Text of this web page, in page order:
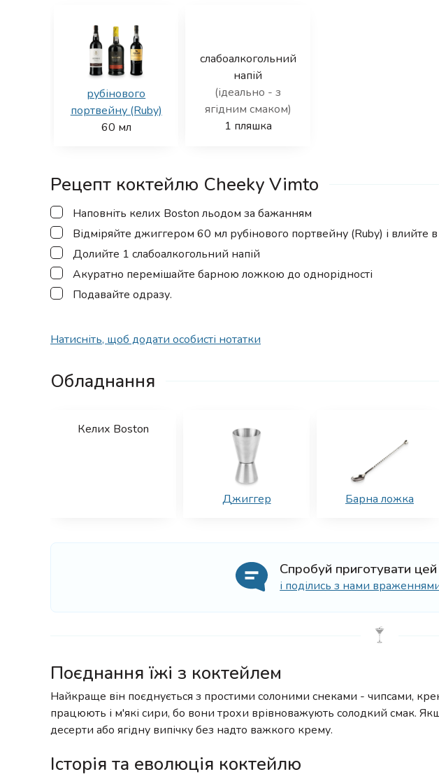
рубінового
портвейну (Ruby)
60 мл
слабоалкогольний
напій
(ідеально - з
ягідним смаком)
1 пляшка
Рецепт коктейлю Cheeky Vimto
▢
Наповніть келих Boston льодом за бажанням
▢
Відміряйте джиггером 60 мл рубінового портвейну (Ruby) і влийте
▢
Долийте 1 слабоалкогольний напій
▢
Акуратно перемішайте барною ложкою до однорідності
▢
Подавайте одразу.
Натисніть, щоб додати особисті нотатки
Обладнання
Келих Boston
Джиггер Барна ложка
Спробуй приготувати
і поділись з нами
Поєднання їжі з коктейлем
Найкраще він поєднується з простими солоними снеками - чипсами,
працюють і м'які сири, бо вони трохи врівноважують солодкий смак.
десерти або ягідну випічку без надто важкого крему.
Історія та еволюція коктейлю